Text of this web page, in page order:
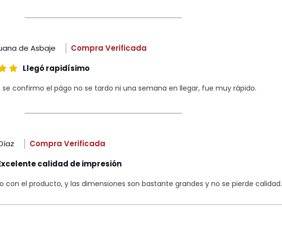
de Asbaje
Compra Verificada
Llegó rapidísimo
se confirmo el págo no se tardo ni una semana en llegar, fue muy rápido.
Compra Verificada
calidad de impresión
con el producto, y las dimensiones son bastante grandes y no se pierde calidad.